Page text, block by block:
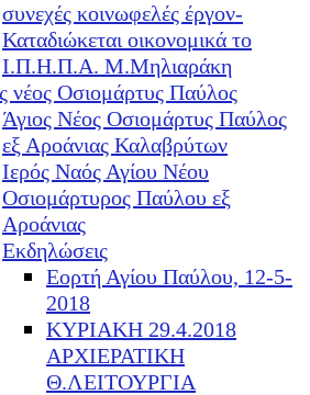
συνεχές κοινωφελές έργον-
Καταδιώκεται οικονομικά το
Ι.Π.Η.Π.Α. Μ.Μηλιαράκη
νέος Οσιομάρτυς Παύλος
Άγιος Νέος Οσιομάρτυς Παύλος
εξ Αροάνιας Καλαβρύτων
Ιερός Ναός Αγίου Νέου
Οσιομάρτυρος Παύλου εξ
Αροάνιας
Εκδηλώσεις
Εορτή Αγίου Παύλου, 12-5-
2018
ΚΥΡΙΑΚΗ 29.4.2018
ΑΡΧΙΕΡΑΤΙΚΗ
Θ.ΛΕΙΤΟΥΡΓΙΑ